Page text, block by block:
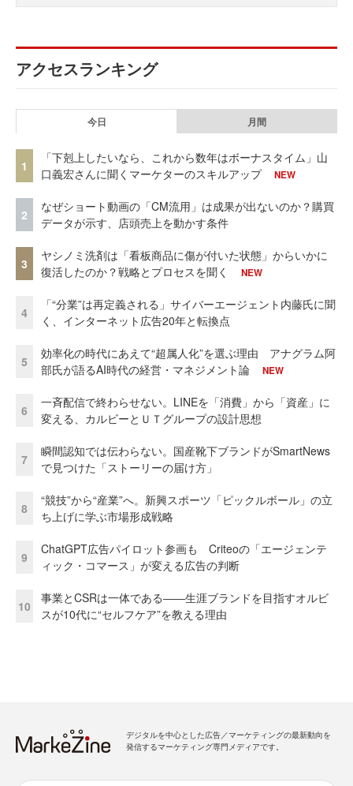
アクセスランキング
今日 月間
1
「下剋上したいなら、これから数年はボーナスタイム」山
口義宏さんに聞くマーケターのスキルアップ
NEW
2
なぜショート動画の「CM流用」は成果が出ないのか？購買
データが示す、店頭売上を動かす条件
3
ヤシノミ洗剤は「看板商品に傷が付いた状態」からいかに
復活したのか？戦略とプロセスを聞く
NEW
4
「“分業”は再定義される」サイバーエージェント内藤氏に聞
く、インターネット広告20年と転換点
5
効率化の時代にあえて“超属人化”を選ぶ理由 アナグラム阿
部氏が語るAI時代の経営・マネジメント論
NEW
6
一斉配信で終わらせない。LINEを「消費」から「資産」に
変える、カルビーとＵＴグループの設計思想
7
瞬間認知では伝わらない。国産靴下ブランドがSmartNews
で見つけた「ストーリーの届け方」
8
“競技”から“産業”へ。新興スポーツ「ピックルボール」の立
ち上げに学ぶ市場形成戦略
9
ChatGPT広告パイロット参画も Criteoの「エージェンテ
ィック・コマース」が変える広告の判断
10
事業とCSRは一体である――生涯ブランドを目指すオルビ
スが10代に“セルフケア”を教える理由
デジタルを中心とした広告／マーケティングの最新動向を
発信するマーケティング専門メディアです。